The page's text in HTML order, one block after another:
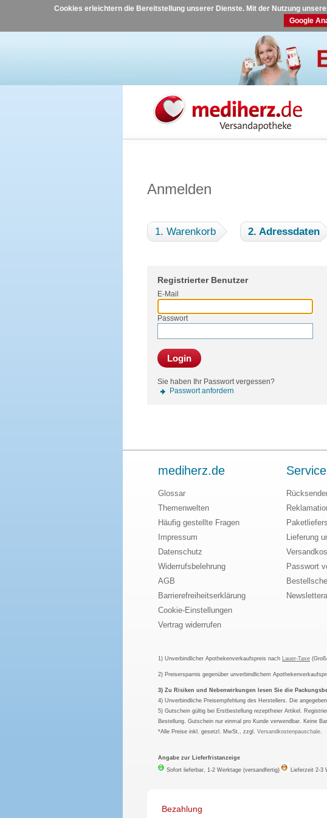
Cookies erleichtern die Bereitstellung unserer Dienste. Mit der Nutzung
Google
Anmelden
1. Warenkorb 2. Adressdaten
Registrierter Benutzer
E-Mail
Passwort
Login
Sie haben Ihr Passwort vergessen?
Passwort anfordern
mediherz.de
Glossar
Themenwelten
Häufig gestellte Fragen
Impressum
Datenschutz
Widerrufsbelehrung
AGB
Barrierefreiheitserklärung
Cookie-Einstellungen
Vertrag widerrufen
Service
Lieferung
Passwort
1) Unverbindlicher Apothekenverkaufspreis nach Lauer-Taxe
2) Preisersparnis gegenüber unverbindlichem
3) Zu Risiken und Nebenwirkungen lesen Sie die
4) Unverbindliche Preisempfehlung des Herstellers. Die
5) Gutschein gültig bei Erstbestellung rezeptfreier Artikel.
Bestellung. Gutschein nur einmal pro Kunde verwendbar. Keine
*Alle Preise inkl. gesetzl. MwSt., zzgl.Versandkostenpauschale.
Angabe zur Lieferfristanzeige
Sofort lieferbar, 1-2 Werktage (versandfertig)
Lieferzeit 2-3
Bezahlung